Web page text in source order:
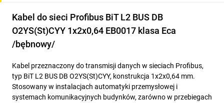
Kabel do sieci Profibus BiT L2 BUS DB
O2YS(St)CYY 1x2x0,64 EB0017 klasa Eca
/bębnowy/
Kabel przeznaczony do transmisji danych w sieciach Profibus,
typ BiT L2 BUS DB O2YS(St)CYY, konstrukcja 1x2x0,64 mm.
Stosowany w instalacjach automatyki przemysłowej i
systemach komunikacyjnych budynków, zarówno w przebiegach